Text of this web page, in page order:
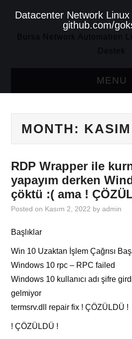
Datacenter Network
github.com/
Bursa Network Automation
Destek
MENU
HAKKIMDA
DANIŞMANLIK
İLETIŞIM
MONTH:
RDP Wrapper ile
yapayım derken
çöktü :( ama !
Posted on Kasım 2, 2022 byadmin
Başlıklar
Win 10 Uzaktan İşlem Çağrısı
Windows 10 rpc – RPC failed
Windows 10 kullanıcı adı şifre
gelmiyor
termsrv.dll repair fix ! ÇÖZÜLDÜ !
! ÇÖZÜLDÜ !